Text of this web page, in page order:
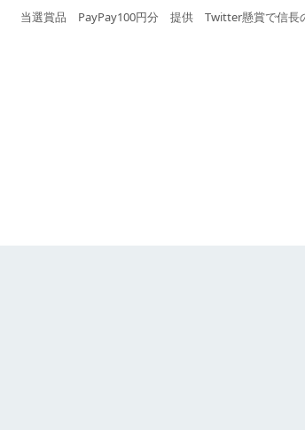
当選賞品 PayPay100円分 提供 Twitter懸賞で信長